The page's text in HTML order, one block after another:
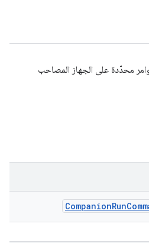
محدّدة على الجهاز المصاحب
CompanionRun